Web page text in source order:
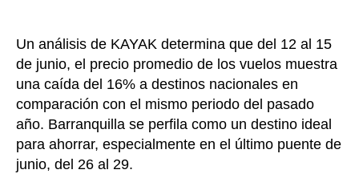
Un análisis de KAYAK determina que del 12 al 15
de junio, el precio promedio de los vuelos muestra
una caída del 16% a destinos nacionales en
comparación con el mismo periodo del pasado
año. Barranquilla se perfila como un destino ideal
para ahorrar, especialmente en el último puente de
junio, del 26 al 29.